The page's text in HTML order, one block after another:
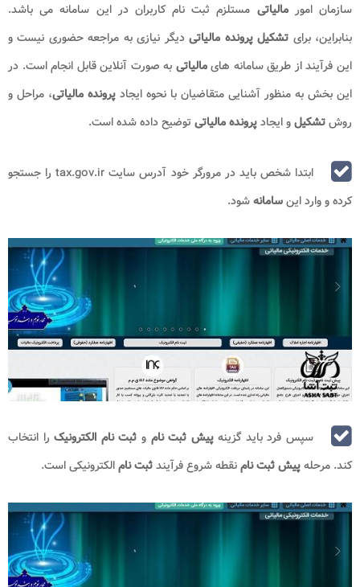
سازمان امورمالیاتی مستلزم ثبت نام کاربران در این سامانه می باشد.
بنابراین، برای تشکیل پرونده مالیاتیدیگر نیازی به مراجعه حضوری نیست و
این فرآیند از طریق سامانه هایمالیاتی به صورت آنلاین قابل انجام است. در
این بخش به منظور آشنایی متقاضیان با نحوه ایجاد پرونده مالیاتی، مراحل و
روشتشکیلو ایجادپرونده مالیاتی توضیح داده شده است.
ابتدا شخص باید در مرورگر خود آدرس سایت tax.gov.irرا جستجو
کرده و وارد اینسامانهشود.
سپس فرد باید گزینهپیش ثبت نام و ثبت نام الکترونیکرا انتخاب
کند. مرحلهپیش ثبت نامنقطه شروع فرآیندثبت نامالکترونیکی است.